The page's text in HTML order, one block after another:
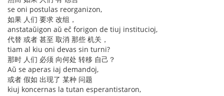
se oni postulas reorganizon,
如果 人们 要求 改组，
anstataŭigon aŭ eĉ forigon de tiuj institucioj,
代替 或者 甚至 取消 那些 机关，
tiam al kiu oni devas sin turni?
那时 人们 必须 向何处 转移 自己？
Aŭ se aperas iaj demandoj,
或者 假如 出现了 某种 问题
kiuj koncernas la tutan esperantistaron,